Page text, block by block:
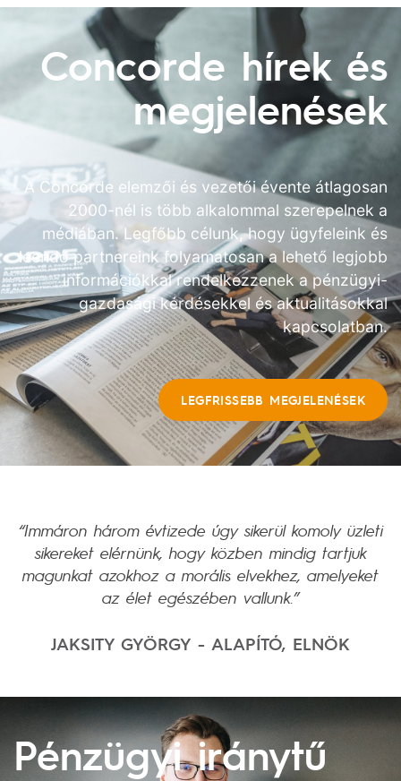
Concorde hírek és
megjelenések
A Concorde elemzői és vezetői évente átlagosan
2000-nél is több alkalommal szerepelnek a
médiában. Legfőbb célunk, hogy ügyfeleink és
leendő partnereink folyamatosan a lehető legjobb
információkkal rendelkezzenek a pénzügyi-
gazdasági kérdésekkel és aktualitásokkal
kapcsolatban.
LEGFRISSEBB MEGJELENÉSEK
“Immáron három évtizede úgy sikerül komoly üzleti
sikereket elérnünk, hogy közben mindig tartjuk
magunkat azokhoz a morális elvekhez, amelyeket
az élet egészében vallunk.”
JAKSITY GYÖRGY - ALAPÍTÓ, ELNÖK
Pénzügyiiránytű